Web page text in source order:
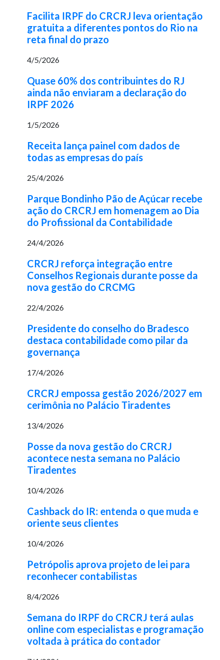
Facilita IRPF do CRCRJ leva orientação
gratuita a diferentes pontos do Rio na
reta final do prazo
4/5/2026
Quase 60% dos contribuintes do RJ
ainda não enviaram a declaração do
IRPF 2026
1/5/2026
Receita lança painel com dados de
todas as empresas do país
25/4/2026
Parque Bondinho Pão de Açúcar recebe
ação do CRCRJ em homenagem ao Dia
do Profissional da Contabilidade
24/4/2026
CRCRJ reforça integração entre
Conselhos Regionais durante posse da
nova gestão do CRCMG
22/4/2026
Presidente do conselho do Bradesco
destaca contabilidade como pilar da
governança
17/4/2026
CRCRJ empossa gestão 2026/2027 em
cerimônia no Palácio Tiradentes
13/4/2026
Posse da nova gestão do CRCRJ
acontece nesta semana no Palácio
Tiradentes
10/4/2026
Cashback do IR: entenda o que muda e
oriente seus clientes
10/4/2026
Petrópolis aprova projeto de lei para
reconhecer contabilistas
8/4/2026
Semana do IRPF do CRCRJ terá aulas
online com especialistas e programação
voltada à prática do contador